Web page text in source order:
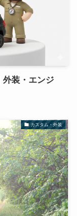
外装・エンジ
カスタム・外装